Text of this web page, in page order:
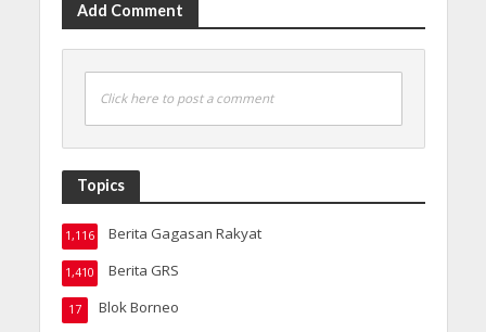
Add Comment
Click here to post a comment
Topics
Berita Gagasan Rakyat
1,116
Berita GRS
1,410
Blok Borneo
17